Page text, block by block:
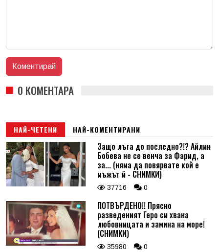
0 КОМЕНТАРА
НАЙ-ЧЕТЕНИ НАЙ-КОМЕНТИРАНИ
Защо лъга до последно?!? Айлин
Бобева не се венча за Фарид, а
за... (няма да повярвате кой е
мъжът й - СНИМКИ)
37716 0
ПОТВЪРДЕНО!! Прясно
разведеният Геро си хвана
любовницата и замина на море!
(СНИМКИ)
35980 0